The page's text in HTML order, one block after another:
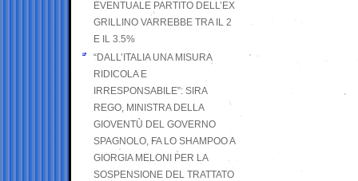
EVENTUALE PARTITO DELL’EX
GRILLINO VARREBBE TRA IL 2
E IL 3.5%
“DALL’ITALIA UNA MISURA
RIDICOLA E
IRRESPONSABILE”: SIRA
REGO, MINISTRA DELLA
GIOVENTÙ DEL GOVERNO
SPAGNOLO, FA LO SHAMPOO A
GIORGIA MELONI PER LA
SOSPENSIONE DEL TRATTATO